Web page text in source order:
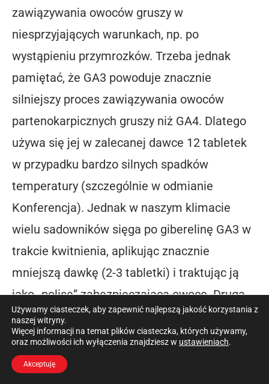
zawiązywania owoców gruszy w
niesprzyjających warunkach, np. po
wystąpieniu przymrozków. Trzeba jednak
pamiętać, że GA3 powoduje znacznie
silniejszy proces zawiązywania owoców
partenokarpicznych gruszy niż GA4. Dlatego
używa się jej w zalecanej dawce 12 tabletek
w przypadku bardzo silnych spadków
temperatury (szczególnie w odmianie
Konferencja). Jednak w naszym klimacie
wielu sadowników sięga po giberelinę GA3 w
trakcie kwitnienia, aplikując znacznie
mniejszą dawkę (2-3 tabletki) i traktując ją
jako „polisę” zabezpieczającą owoce. Drugą
opcją jest zastosowanie tego produktu po
przymrozku, podobnie jak GA4/GA7.
Giberelinę GA3 z powodzeniem stosuje się
Używamy ciasteczek, aby zapewnić najlepszą jakość korzystania z
naszej witryny.
Więcej informacji na temat plików ciasteczka, których używamy,
oraz możliwości ich wyłączenia znajdziesz w ustawieniach.
Akceptuję